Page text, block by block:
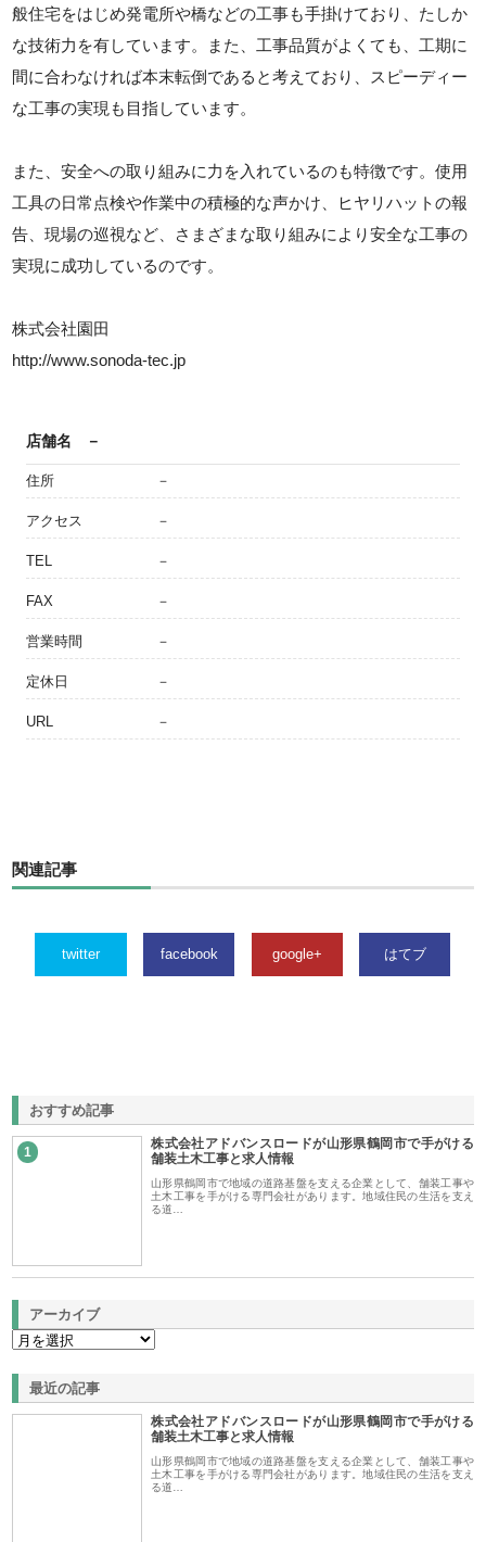
般住宅をはじめ発電所や橋などの工事も手掛けており、たしか
な技術力を有しています。また、工事品質がよくても、工期に
間に合わなければ本末転倒であると考えており、スピーディー
な工事の実現も目指しています。
また、安全への取り組みに力を入れているのも特徴です。使用
工具の日常点検や作業中の積極的な声かけ、ヒヤリハットの報
告、現場の巡視など、さまざまな取り組みにより安全な工事の
実現に成功しているのです。
株式会社園田
http://www.sonoda-tec.jp
店舗名 －
住所 －
アクセス －
TEL －
FAX －
営業時間 －
定休日 －
URL －
関連記事
twitter facebook google+ はてブ
おすすめ記事
1
株式会社アドバンスロードが山形県鶴岡市で手がける
舗装土木工事と求人情報
山形県鶴岡市で地域の道路基盤を支える企業として、舗装工事や
土木工事を手がける専門会社があります。地域住民の生活を支え
る道…
アーカイブ
最近の記事
株式会社アドバンスロードが山形県鶴岡市で手がける
舗装土木工事と求人情報
山形県鶴岡市で地域の道路基盤を支える企業として、舗装工事や
土木工事を手がける専門会社があります。地域住民の生活を支え
る道…